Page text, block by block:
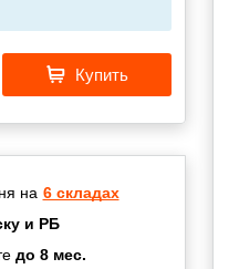
Купить
на 6 складах
и РБ
до 8 мес.